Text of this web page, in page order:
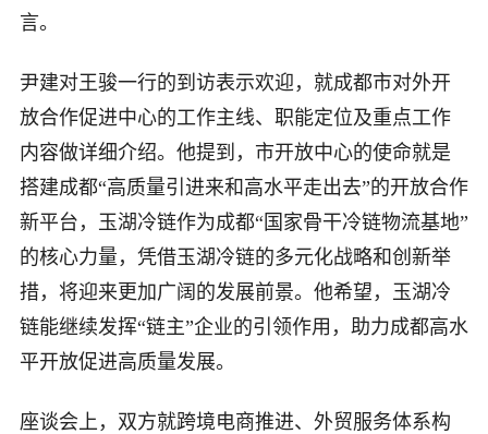
言。
尹建对王骏一行的到访表示欢迎，就成都市对外开
放合作促进中心的工作主线、职能定位及重点工作
内容做详细介绍。他提到，市开放中心的使命就是
搭建成都“高质量引进来和高水平走出去”的开放合作
新平台，玉湖冷链作为成都“国家骨干冷链物流基地”
的核心力量，凭借玉湖冷链的多元化战略和创新举
措，将迎来更加广阔的发展前景。他希望，玉湖冷
链能继续发挥“链主”企业的引领作用，助力成都高水
平开放促进高质量发展。
座谈会上，双方就跨境电商推进、外贸服务体系构